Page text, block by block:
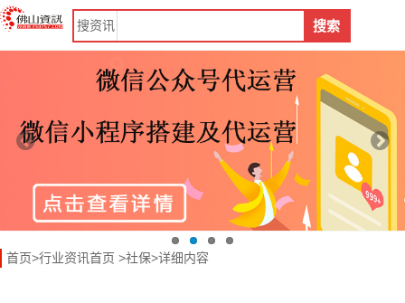
搜资讯 搜索
首页>行业资讯首页 >社保>详细内容